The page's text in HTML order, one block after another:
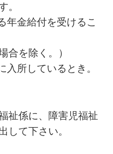
。
年金給付を受けるこ
合を除く。）
入所しているとき。
祉係に、障害児福祉
して下さい。